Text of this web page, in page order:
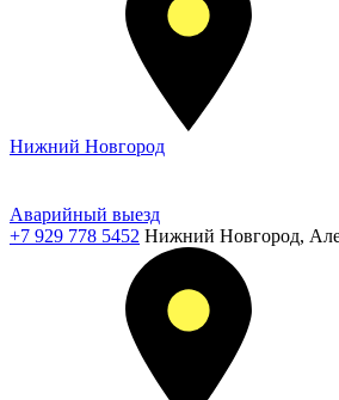
Нижний Новгород
Аварийный выезд
+7 929 778 5452 Нижний Новгород,